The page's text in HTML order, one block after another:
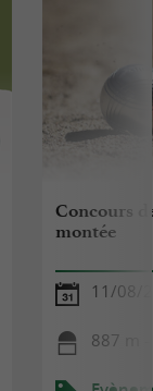
Concours
montée
11/08/
887 m